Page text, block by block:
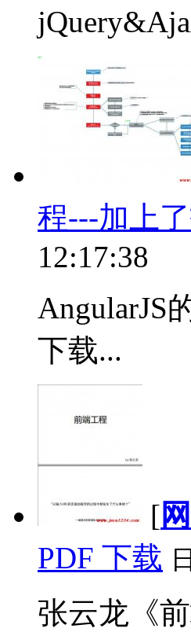
程---加上
12:17:38
AngularJS
下载...
[
PDF 下载
张云龙《